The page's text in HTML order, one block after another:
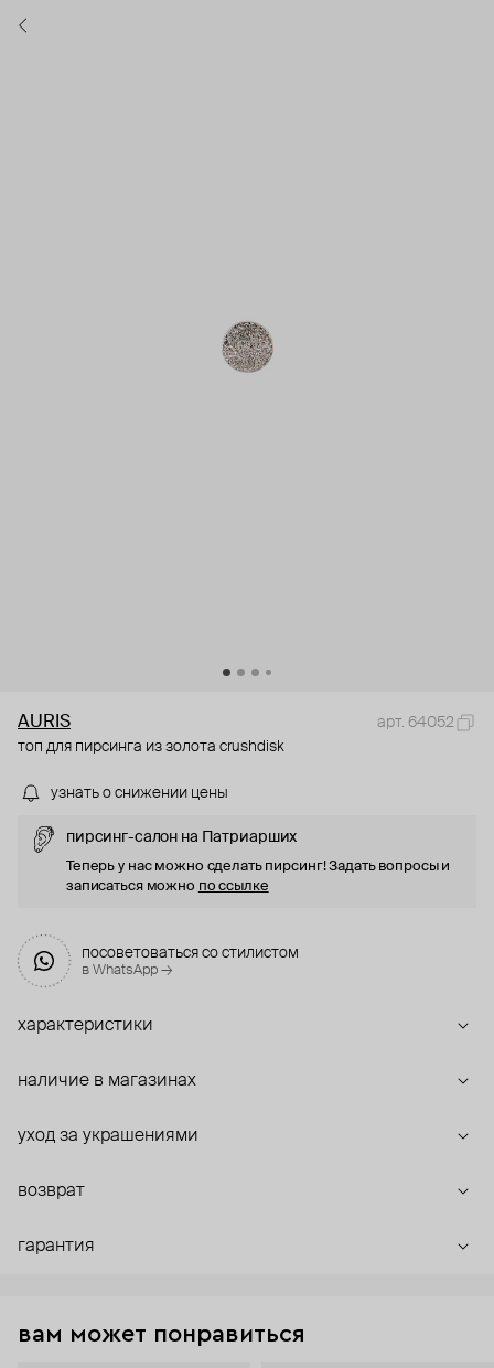
AURIS
арт. 64052
топ для пирсинга из золота crushdisk
узнать о снижении цены
пирсинг-салон на Патриарших
Теперь у нас можно сделать пирсинг! Задать вопросы и
записаться можно по ссылке
посоветоваться со стилистом
в WhatsApp →
характеристики
наличие в магазинах
уход за украшениями
возврат
гарантия
вам может понравиться